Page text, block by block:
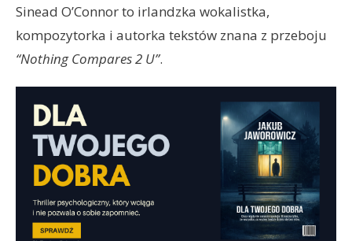
Sinead O’Connor to irlandzka wokalistka,
kompozytorka i autorka tekstów znana z przeboju
“Nothing Compares 2 U”.